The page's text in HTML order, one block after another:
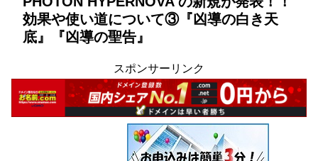
効果や使い道について③『凶導の白き天
底』『凶導の聖告』
スポンサーリンク